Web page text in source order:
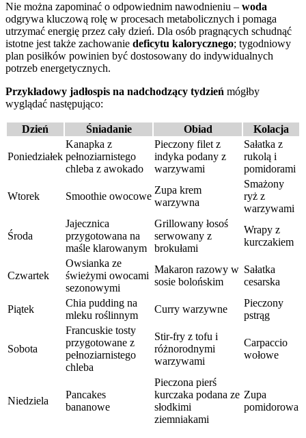
Nie można zapominać o odpowiednim nawodnieniu – woda
odgrywa kluczową rolę w procesach metabolicznych i pomaga
utrzymać energię przez cały dzień. Dla osób pragnących schudnąć
istotne jest także zachowanie deficytu kalorycznego; tygodniowy
plan posiłków powinien być dostosowany do indywidualnych
potrzeb energetycznych.
Przykładowy jadłospis na nadchodzący tydzień mógłby
wyglądać następująco:
Dzień Śniadanie Obiad Kolacja
Poniedziałek
Kanapka z
pełnoziarnistego
chleba z awokado
Pieczony filet z
indyka podany z
warzywami
Sałatka z
rukolą i
pomidorami
Wtorek Smoothie owocowe
Zupa krem
warzywna
Smażony
ryż z
warzywami
Środa
Jajecznica
przygotowana na
maśle klarowanym
Grillowany łosoś
serwowany z
brokułami
Wrapy z
kurczakiem
Czwartek
Owsianka ze
świeżymi owocami
sezonowymi
Makaron razowy w
sosie bolońskim
Sałatka
cesarska
Piątek
Chia pudding na
mleku roślinnym
Curry warzywne
Pieczony
pstrąg
Sobota
Francuskie tosty
przygotowane z
pełnoziarnistego
chleba
Stir-fry z tofu i
różnorodnymi
warzywami
Carpaccio
wołowe
Niedziela
Pancakes
bananowe
Pieczona pierś
kurczaka podana ze
słodkimi
ziemniakami
Zupa
pomidorowa